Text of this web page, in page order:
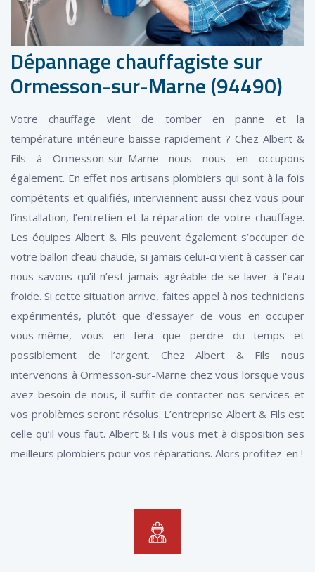
Dépannage chauffagiste sur
Ormesson-sur-Marne (94490)
Votre chauffage vient de tomber en panne et la
température intérieure baisse rapidement ? Chez Albert &
Fils à Ormesson-sur-Marne nous nous en occupons
également. En effet nos artisans plombiers qui sont à la fois
compétents et qualifiés, interviennent aussi chez vous pour
l’installation, l’entretien et la réparation de votre chauffage.
Les équipes Albert & Fils peuvent également s’occuper de
votre ballon d’eau chaude, si jamais celui-ci vient à casser car
nous savons qu’il n’est jamais agréable de se laver à l'eau
froide. Si cette situation arrive, faites appel à nos techniciens
expérimentés, plutôt que d’essayer de vous en occuper
vous-même, vous en fera que perdre du temps et
possiblement de l’argent. Chez Albert & Fils nous
intervenons à Ormesson-sur-Marne chez vous lorsque vous
avez besoin de nous, il suffit de contacter nos services et
vos problèmes seront résolus. L’entreprise Albert & Fils est
celle qu’il vous faut. Albert & Fils vous met à disposition ses
meilleurs plombiers pour vos réparations. Alors profitez-en !